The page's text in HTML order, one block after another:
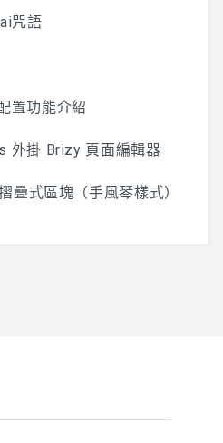
咒語
置功能介紹
外掛 Brizy 頁面編輯器
疊式區塊（手風琴樣式）